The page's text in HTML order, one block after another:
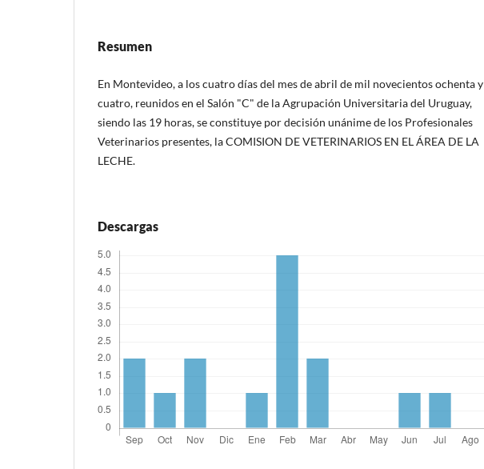
Resumen
En Montevideo, a los cuatro días del mes de abril de mil novecientos ochenta y
cuatro, reunidos en el Salón "C" de la Agrupación Universitaria del Uruguay,
siendo las 19 horas, se constituye por decisión unánime de los Profesionales
Veterinarios presentes, la COMISION DE VETERINARIOS EN EL ÁREA DE LA
LECHE.
Descargas